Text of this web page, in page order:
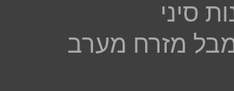
סיני
מזרח מערב